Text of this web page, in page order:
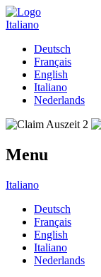
Italiano
Deutsch
Français
English
Italiano
Nederlands
Menu
Italiano
Deutsch
Français
English
Italiano
Nederlands